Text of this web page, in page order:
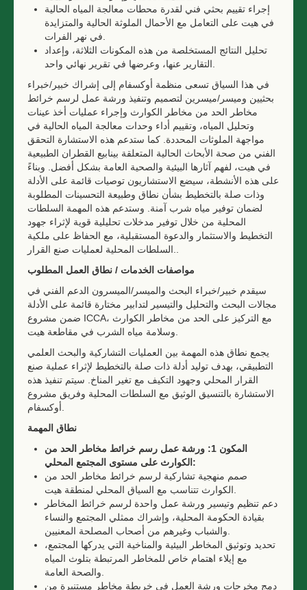
إجراء تقييم بحثي فني لقدرة محطات معالجة المياه الحالية
في هيت على التعامل مع الأحمال الملوثة الحالية والمتزايدة
تحليل النتائج المستخلصة من هذه المكونات الثلاثة، وإعداد
في هذا السياق تسعى منظمة أوكسفام إلى إشراك خبير/خبراء
بحثيين وميسر/ميسرين لتصميم وتنفيذ ورشة عمل لرسم خرائط
مخاطر الحد من مخاطر الكوارث وإجراء عمليات أخذ عينات
وتحليل المياه، وتقييم أداء وحدات معالجة المياه الحالية في
مواجهة الملوثات المحددة. كما ستدعم هذه الاستشارة التحقق
الفني من صحة الأبحاث الحالية المتعلقة بينابيع القطران الطبيعية
في هيت، لفهم آثارها البيئية والصحية العامة بشكل أفضل. وبناءً
على هذه الأنشطة، سيضع الاستشاريون توصيات قائمة على الأدلة
وذات صلة بالتخطيط بشأن نطاق وطبيعة التحسينات المطلوبة
لضمان توفير مياه شرب آمنة. وستدعم هذه المهمة السلطات
المحلية من خلال توفير مدخلات تحليلية قوية لإثراء جهود
التخطيط والاستثمار والدعوة المستقبلية، مع الحفاظ على ملكية
مواصفات الخدمات / نطاق العمل المطلوب
سيقدم خبير/خبراء البحث والميسر/الميسرون الدعم الفني في
مجالات البحث والتحليل والتيسير لتدابير مختارة قائمة على الأدلة
ضمن مشروع ICCA، مع التركيز على الحد من مخاطر الكوارث
يجمع نطاق هذه المهمة بين العمليات التشاركية والبحث العلمي
التطبيقي، بهدف توليد أدلة ذات صلة بالتخطيط لإثراء عملية صنع
القرار المحلي وجهود التكيف مع تغير المناخ. سيتم تنفيذ هذه
الاستشارة بالتنسيق الوثيق مع السلطات المحلية وفريق مشروع
نطاق المهمة
المكون 1: ورشة عمل رسم خرائط مخاطر الحد من
الكوارث على مستوى المجتمع المحلي :
صمم منهجية تشاركية لرسم خرائط مخاطر الحد من
دعم تنظيم وتيسير ورشة عمل واحدة لرسم خرائط المخاطر
بقيادة الحكومة المحلية، وإشراك ممثلي المجتمع والنساء
تحديد وتوثيق المخاطر البيئية والمناخية التي يدركها المجتمع،
مع إيلاء اهتمام خاص للمخاطر المرتبطة بتلوث المياه
دمج مخرجات ورشة العمل في خريطة مخاطر مستنيرة من